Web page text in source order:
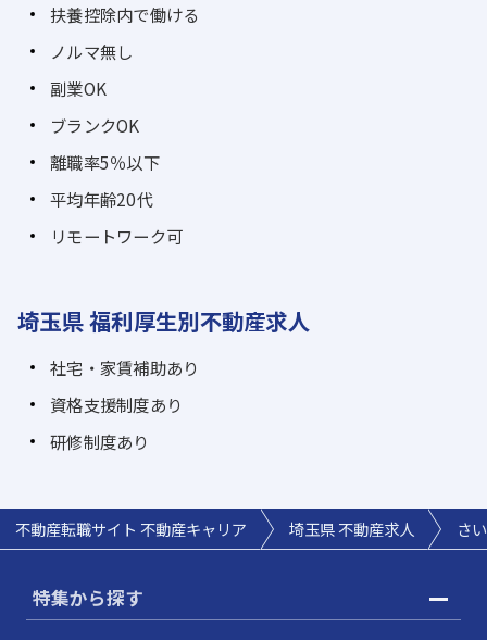
扶養控除内で働ける
ノルマ無し
副業OK
ブランクOK
離職率5％以下
平均年齢20代
リモートワーク可
埼玉県 福利厚生別不動産求人
社宅・家賃補助あり
資格支援制度あり
研修制度あり
不動産転職サイト 不動産キャリア 埼玉県 不動産求人 さ
特集から探す